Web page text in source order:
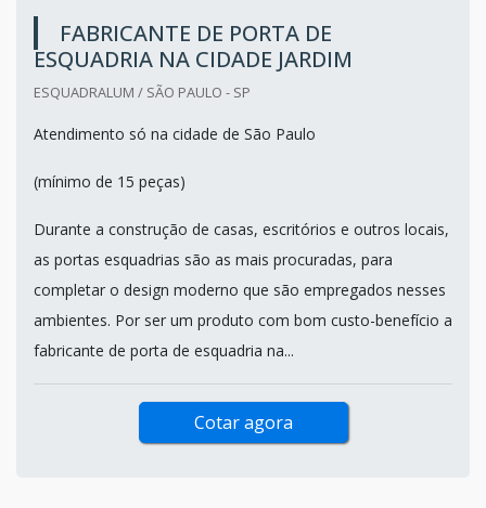
FABRICANTE DE PORTA DE
ESQUADRIA NA CIDADE JARDIM
ESQUADRALUM / SÃO PAULO - SP
Atendimento só na cidade de São Paulo
(mínimo de 15 peças)
Durante a construção de casas, escritórios e outros locais,
as portas esquadrias são as mais procuradas, para
completar o design moderno que são empregados nesses
ambientes. Por ser um produto com bom custo-benefício a
fabricante de porta de esquadria na...
Cotar agora